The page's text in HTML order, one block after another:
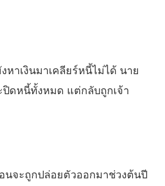
หาเงินมาเคลียร์หนี้ไม่ได้ นาย
ปิดหนี้ทั้งหมด แต่กลับถูกเจ้า
นจะถูกปล่อยตัวออกมาช่วงต้นปี